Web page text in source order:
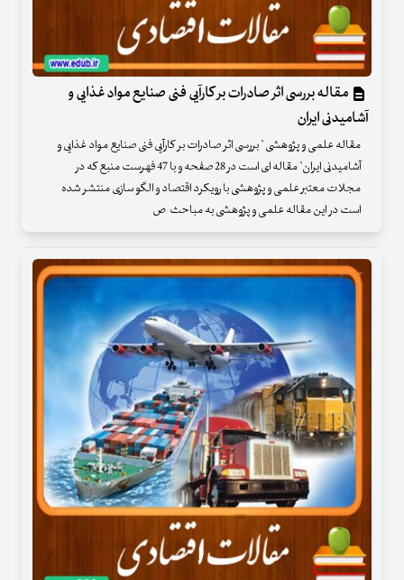
مقاله بررسی اثر صادرات بر کارآیی فنی صنایع مواد غذایی و
آشامیدنی ایران
مقاله علمی و پژوهشی " بررسی اثر صادرات بر کارآیی فنی صنایع مواد غذایی و
آشامیدنی ایران" مقاله ای است در 28 صفحه و با 47 فهرست منبع که در
مجلات معتبر علمی و پژوهشی با رویکرد اقتصاد و الگو سازی منتشر شده
است در این مقاله علمی و پژوهشی به مباحث ص